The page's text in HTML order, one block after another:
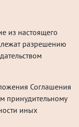
из настоящего
разрешению
Соглашения
принудительному
иных